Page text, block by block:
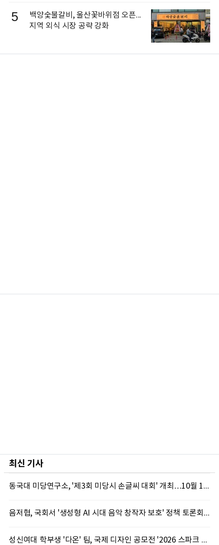
5
백양숯불갈비, 울산꽃바위점 오픈...
지역 외식 시장 공략 강화
최신 기사
동국대 미당연구소, '제3회 미당시 손글씨 대회' 개최…10월 12일까지 접수
음저협, 국회서 '생성형 AI 시대 음악 창작자 보호' 정책 토론회 10일 개최
성신여대 학부생 '다온' 팀, 국제 디자인 공모전 '2026 스파크 어워드' 동상 수상